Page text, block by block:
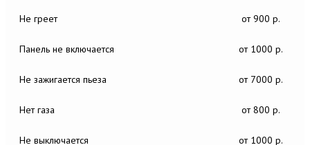
Не греет от 900 р.
Панель не включается от 1000 р.
Не зажигается пьеза от 7000 р.
Нет газа от 800 р.
Не выключается от 1000 р.